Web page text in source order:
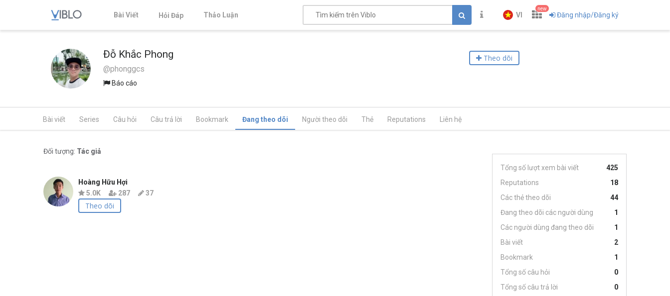
Bài Viết Hỏi Đáp Thảo Luận VI
new
Đăng nhập/Đăng ký
Đỗ Khắc Phong
@phonggcs
Báo cáo
Theo dõi
Bài viết Series Câu hỏi Câu trả lời Bookmark Đang theo dõi Người theo dõi Thẻ Reputations Liên hệ
Đối tượng: Tác giả
Hoàng Hữu Hợi
5.0K
287 37
Theo dõi
Tổng số lượt xem bài viết
425
Reputations
18
Các thẻ theo dõi
44
Đang theo dõi các người dùng
1
Các người dùng đang theo dõi
1
Bài viết
2
Bookmark
1
Tổng số câu hỏi
0
Tổng số câu trả lời
0